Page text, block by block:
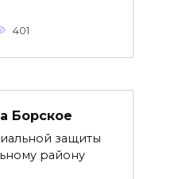
401
Борское
защиты
району